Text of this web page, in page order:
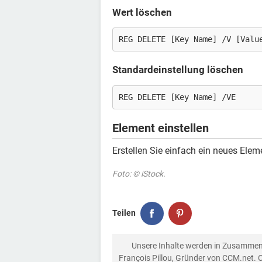
Wert löschen
REG DELETE [Key Name] /V
Standardeinstellung löschen
REG DELETE [Key Name] /VE
Element einstellen
Erstellen Sie einfach ein neues
Foto: © iStock.
Teilen
Unsere Inhalte werden in
François Pillou, Gründer von CCM.net.